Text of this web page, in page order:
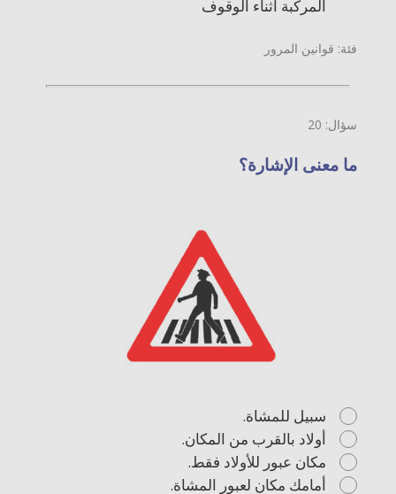
المركبة أثناء الوقوف
فئة: قوانين المرور
سؤال: 20
ما معنى الإشارة؟
سبيل للمشاة.
أولاد بالقرب من المكان.
مكان عبور للأولاد فقط.
أمامك مكان لعبور المشاة.